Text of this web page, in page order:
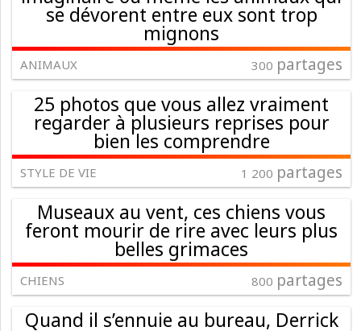
se dévorent entre eux sont trop
mignons
ANIMAUX 300 partages
25 photos que vous allez vraiment
regarder à plusieurs reprises pour
bien les comprendre
STYLE DE VIE 1 200 partages
Museaux au vent, ces chiens vous
feront mourir de rire avec leurs plus
belles grimaces
CHIENS 800 partages
Quand il s’ennuie au bureau, Derrick